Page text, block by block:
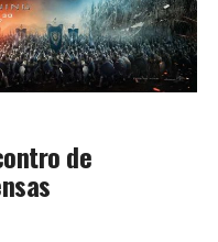
de